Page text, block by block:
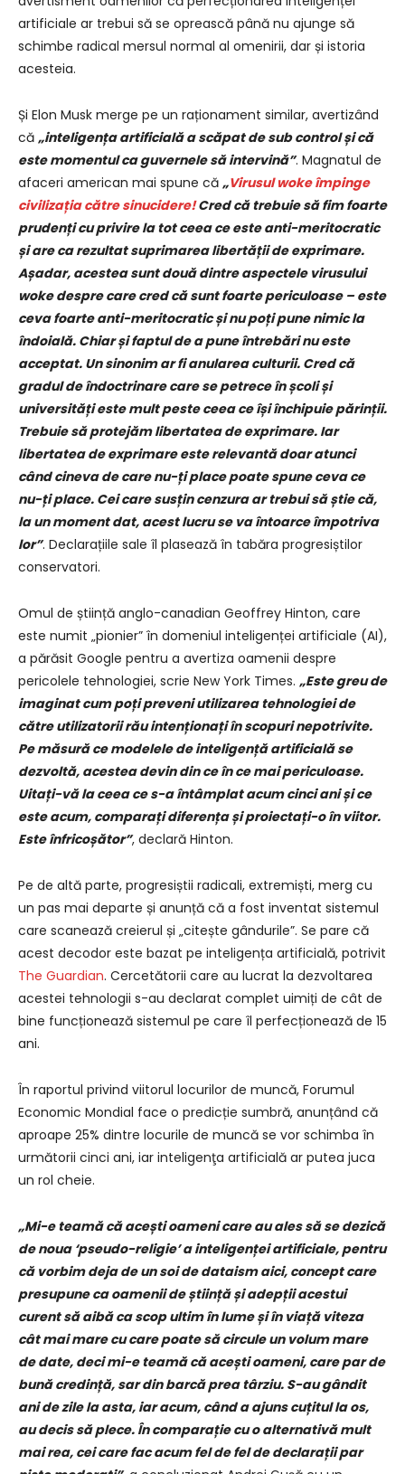
artificiale ar trebui să se oprească până nu ajunge să
schimbe radical mersul normal al omenirii, dar și istoria
acesteia.
Și Elon Musk merge pe un raționament similar, avertizând
că „inteligența artificială a scăpat de sub control și că
este momentul ca guvernele să intervină”. Magnatul de
afaceri american mai spune că „Virusul woke împinge
civilizația către sinucidere!Cred că trebuie să fim foarte
prudenți cu privire la tot ceea ce este anti-meritocratic
și are ca rezultat suprimarea libertății de exprimare.
Așadar, acestea sunt două dintre aspectele virusului
woke despre care cred că sunt foarte periculoase – este
ceva foarte anti-meritocratic și nu poți pune nimic la
îndoială. Chiar și faptul de a pune întrebări nu este
acceptat. Un sinonim ar fi anularea culturii. Cred că
gradul de îndoctrinare care se petrece în școli și
universități este mult peste ceea ce își închipuie părinții.
Trebuie să protejăm libertatea de exprimare. Iar
libertatea de exprimare este relevantă doar atunci
când cineva de care nu-ți place poate spune ceva ce
nu-ți place. Cei care susțin cenzura ar trebui să știe că,
la un moment dat, acest lucru se va întoarce împotriva
lor”. Declarațiile sale îl plasează în tabăra progresiștilor
conservatori.
Omul de știință anglo-canadian Geoffrey Hinton, care
este numit „pionier” în domeniul inteligenței artificiale (AI),
a părăsit Google pentru a avertiza oamenii despre
pericolele tehnologiei, scrie New York Times. „Este greu de
imaginat cum poți preveni utilizarea tehnologiei de
către utilizatorii rău intenționați în scopuri nepotrivite.
Pe măsură ce modelele de inteligență artificială se
dezvoltă, acestea devin din ce în ce mai periculoase.
Uitați-vă la ceea ce s-a întâmplat acum cinci ani și ce
este acum, comparați diferența și proiectați-o în viitor.
Este înfricoșător”, declară Hinton.
Pe de altă parte, progresiștii radicali, extremiști, merg cu
un pas mai departe și anunță că a fost inventat sistemul
care scanează creierul și „citește gândurile”. Se pare că
acest decodor este bazat pe inteligența artificială, potrivit
The Guardian. Cercetătorii care au lucrat la dezvoltarea
acestei tehnologii s-au declarat complet uimiți de cât de
bine funcționează sistemul pe care îl perfecționează de 15
ani.
În raportul privind viitorul locurilor de muncă, Forumul
Economic Mondial face o predicție sumbră, anunțând că
aproape 25% dintre locurile de muncă se vor schimba în
următorii cinci ani, iar inteligenţa artificială ar putea juca
un rol cheie.
„Mi-e teamă că acești oameni care au ales să se dezică
de noua ‘pseudo-religie’ a inteligenței artificiale, pentru
că vorbim deja de un soi de dataism aici, concept care
presupune ca oamenii de știință și adepții acestui
curent să aibă ca scop ultim în lume și în viață viteza
cât mai mare cu care poate să circule un volum mare
de date, deci mi-e teamă că acești oameni, care par de
bună credință, sar din barcă prea târziu. S-au gândit
ani de zile la asta, iar acum, când a ajuns cuțitul la os,
au decis să plece. În comparație cu o alternativă mult
mai rea, cei care fac acum fel de fel de declarații par